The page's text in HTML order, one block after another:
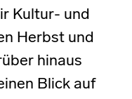
Kultur- und
Herbst und
hinaus
Blick auf